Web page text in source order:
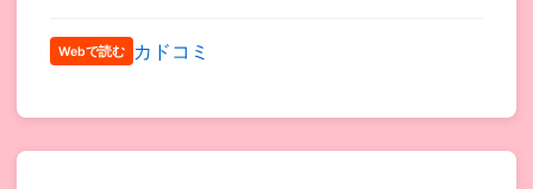
Webで読む カドコミ